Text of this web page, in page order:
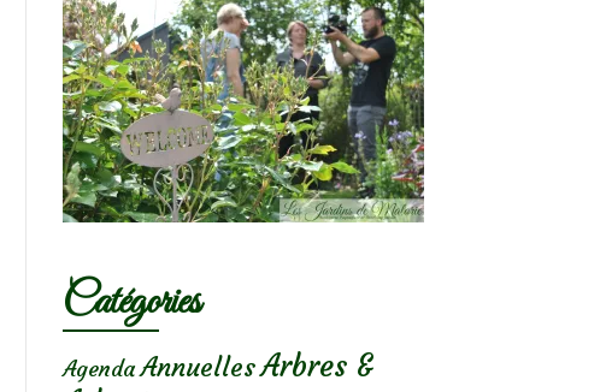
Catégories
Agenda AnnuellesArbres &